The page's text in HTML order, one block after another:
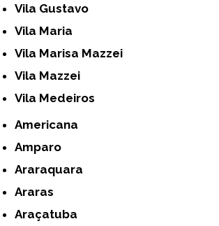
Vila Gustavo
Vila Maria
Vila Marisa Mazzei
Vila Mazzei
Vila Medeiros
Americana
Amparo
Araraquara
Araras
Araçatuba